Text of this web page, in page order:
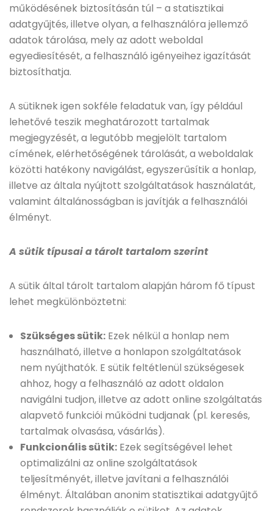
működésének biztosításán túl – a statisztikai
adatgyűjtés, illetve olyan, a felhasználóra jellemző
adatok tárolása, mely az adott weboldal
egyediesítését, a felhasználó igényeihez igazítását
biztosíthatja.
A sütiknek igen sokféle feladatuk van, így például
lehetővé teszik meghatározott tartalmak
megjegyzését, a legutóbb megjelölt tartalom
címének, elérhetőségének tárolását, a weboldalak
közötti hatékony navigálást, egyszerűsítik a honlap,
illetve az általa nyújtott szolgáltatások használatát,
valamint általánosságban is javítják a felhasználói
élményt.
A sütik típusai a tárolt tartalom szerint
A sütik által tárolt tartalom alapján három fő típust
lehet megkülönböztetni:
Szükséges sütik: Ezek nélkül a honlap nem
használható, illetve a honlapon szolgáltatások
nem nyújthatók. E sütik feltétlenül szükségesek
ahhoz, hogy a felhasználó az adott oldalon
navigálni tudjon, illetve az adott online szolgáltatás
alapvető funkciói működni tudjanak (pl. keresés,
tartalmak olvasása, vásárlás).
Funkcionális sütik: Ezek segítségével lehet
optimalizálni az online szolgáltatások
teljesítményét, illetve javítani a felhasználói
élményt. Általában anonim statisztikai adatgyűjtő